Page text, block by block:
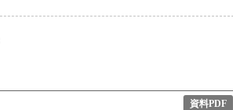
資料PDF